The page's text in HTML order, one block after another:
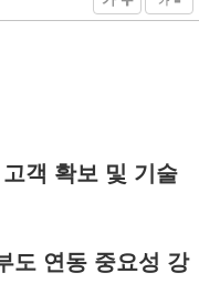
객 확보 및 기술
도 연동 중요성 강